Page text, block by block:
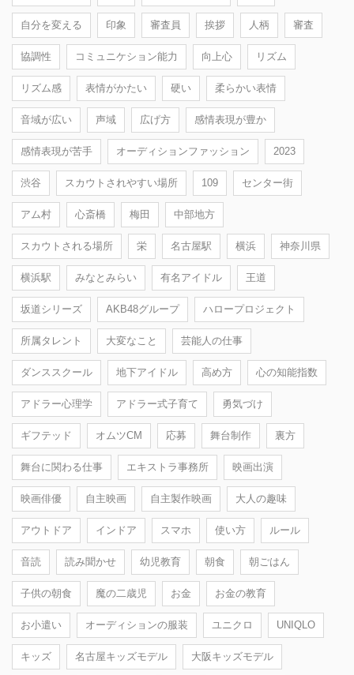
自分を変える 印象 審査員 挨拶 人柄 審査
協調性 コミュニケション能力 向上心 リズム
リズム感 表情がかたい 硬い 柔らかい表情
音域が広い 声域 広げ方 感情表現が豊か
感情表現が苦手 オーディションファッション 2023
渋谷 スカウトされやすい場所 109 センター街
アム村 心斎橋 梅田 中部地方
スカウトされる場所 栄 名古屋駅 横浜 神奈川県
横浜駅 みなとみらい 有名アイドル 王道
坂道シリーズ AKB48グループ ハロープロジェクト
所属タレント 大変なこと 芸能人の仕事
ダンススクール 地下アイドル 高め方 心の知能指数
アドラー心理学 アドラー式子育て 勇気づけ
ギフテッド オムツCM 応募 舞台制作 裏方
舞台に関わる仕事 エキストラ事務所 映画出演
映画俳優 自主映画 自主製作映画 大人の趣味
アウトドア インドア スマホ 使い方 ルール
音読 読み聞かせ 幼児教育 朝食 朝ごはん
子供の朝食 魔の二歳児 お金 お金の教育
お小遣い オーディションの服装 ユニクロ UNIQLO
キッズ 名古屋キッズモデル 大阪キッズモデル